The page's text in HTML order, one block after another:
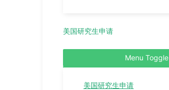
美国研究生申请
Menu Toggle
美国研究生申请